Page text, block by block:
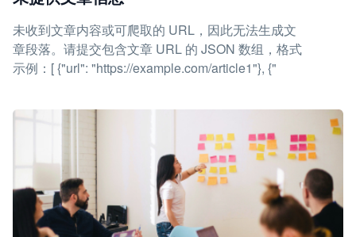
未收到文章内容或可爬取的 URL，因此无法生成文
章段落。请提交包含文章 URL 的 JSON 数组，格式
示例：[ {"url": "https://example.com/article1"}, {"